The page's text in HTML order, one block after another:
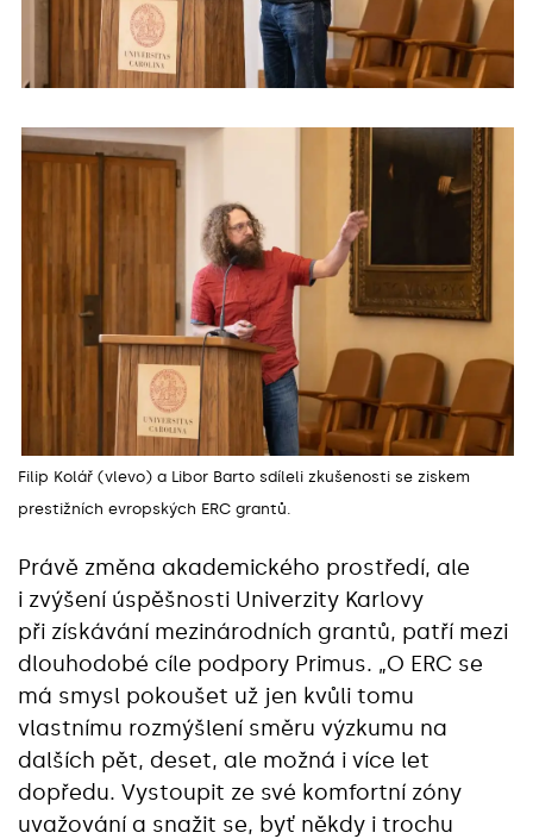
Filip Kolář (vlevo) a Libor Barto sdíleli zkušenosti se ziskem
prestižních evropských ERC grantů.
Právě změna akademického prostředí, ale
i zvýšení úspěšnosti Univerzity Karlovy
při získávání mezinárodních grantů, patří mezi
dlouhodobé cíle podpory Primus. „O ERC se
má smysl pokoušet už jen kvůli tomu
vlastnímu rozmýšlení směru výzkumu na
dalších pět, deset, ale možná i více let
dopředu. Vystoupit ze své komfortní zóny
uvažování a snažit se, byť někdy i trochu